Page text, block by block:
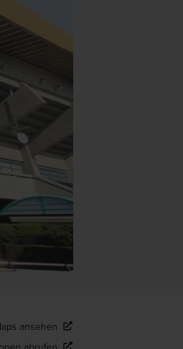
ansehen